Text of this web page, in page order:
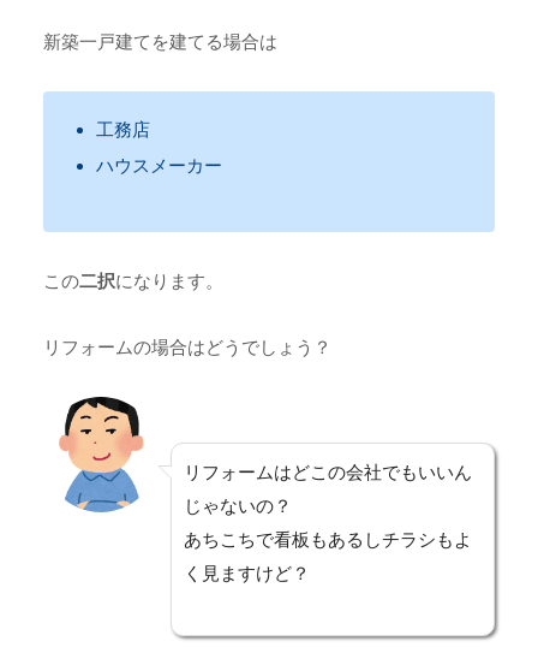
新築一戸建てを建てる場合は
工務店
ハウスメーカー
この二択になります。
リフォームの場合はどうでしょう？
リフォームはどこの会社でもいいん
じゃないの？
あちこちで看板もあるしチラシもよ
く見ますけど？